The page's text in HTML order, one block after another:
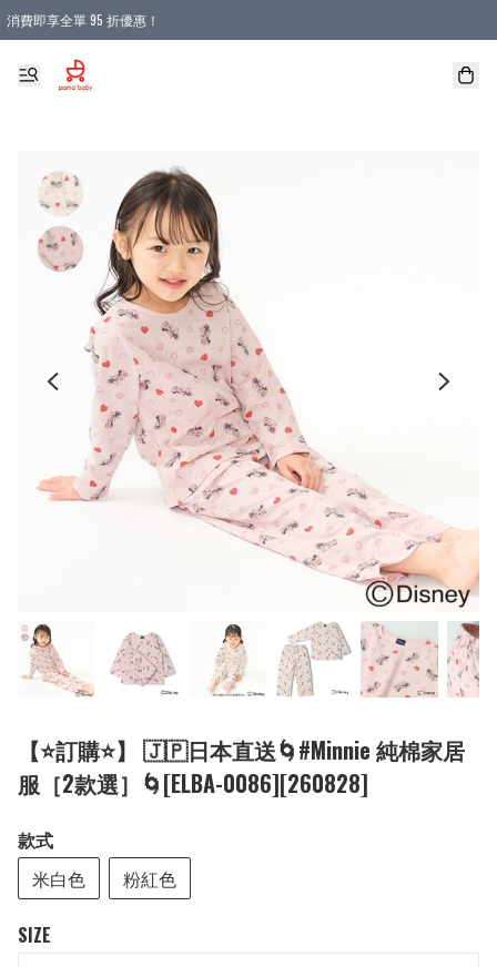
消費即享全單 95 折優惠！
購物滿 HKD 900.00即享免運費優惠！（適用於 本地送貨、本地取貨 )
【⭐訂購⭐】 🇯🇵日本直送🌀#Minnie 純棉家居
服［2款選］🌀[ELBA-0086][260828]
款式
米白色
粉紅色
SIZE